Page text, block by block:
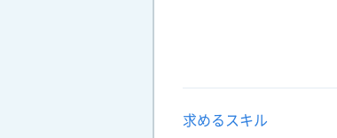
求めるスキル